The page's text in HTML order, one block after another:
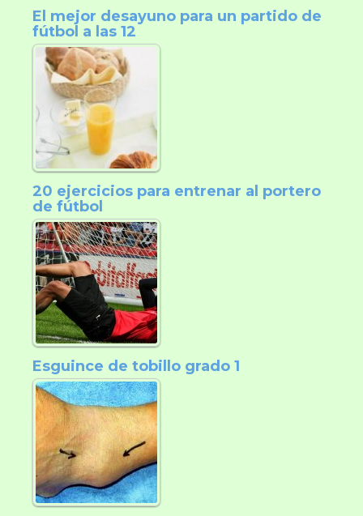
El mejor desayuno para un partido de
fútbol a las 12
20 ejercicios para entrenar al portero
de fútbol
Esguince de tobillo grado 1